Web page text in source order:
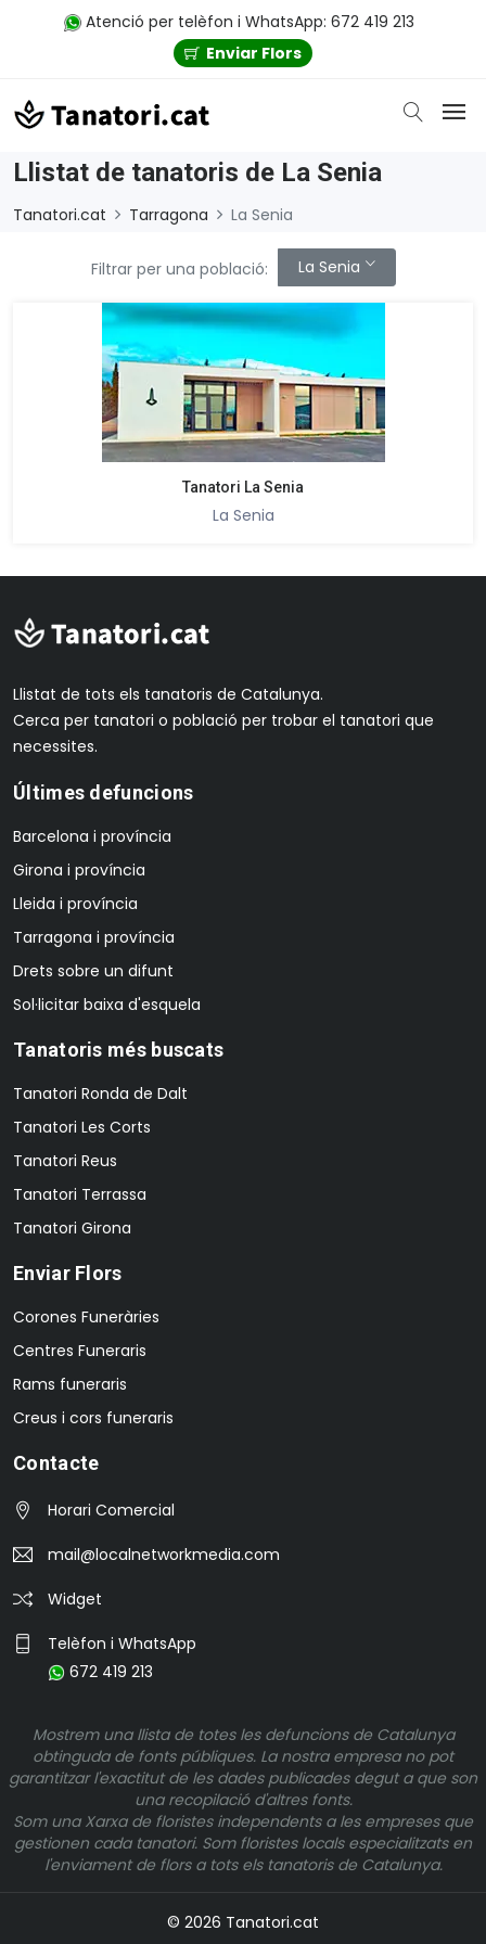
Atenció per telèfon i WhatsApp: 672 419 213
Enviar Flors
Llistat de tanatoris de La Senia
Tanatori.cat Tarragona La Senia
Filtrar per una població: La Senia
Tanatori La Senia
La Senia
Llistat de tots els tanatoris de Catalunya.
Cerca per tanatori o població per trobar el tanatori que
necessites.
Últimes defuncions
Barcelona i província
Girona i província
Lleida i província
Tarragona i província
Drets sobre un difunt
Sol·licitar baixa d'esquela
Tanatoris més buscats
Tanatori Ronda de Dalt
Tanatori Les Corts
Tanatori Reus
Tanatori Terrassa
Tanatori Girona
Enviar Flors
Corones Funeràries
Centres Funeraris
Rams funeraris
Creus i cors funeraris
Contacte
Horari Comercial
mail@localnetworkmedia.com
Widget
Telèfon i WhatsApp
672 419 213
Mostrem una llista de totes les defuncions de Catalunya
obtinguda de fonts públiques. La nostra empresa no pot
garantitzar l'exactitut de les dades publicades degut a que son
una recopilació d'altres fonts.
Som una Xarxa de floristes independents a les empreses que
gestionen cada tanatori. Som floristes locals especialitzats en
l'enviament de flors a tots els tanatoris de Catalunya.
© 2026 Tanatori.cat